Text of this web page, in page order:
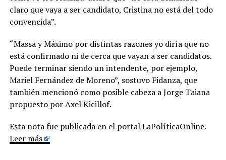
claro que vaya a ser candidato, Cristina no está del todo
convencida”.
“Massa y Máximo por distintas razones yo diría que no
está confirmado ni de cerca que vayan a ser candidatos.
Puede terminar siendo un intendente, por ejemplo,
Mariel Fernández de Moreno”, sostuvo Fidanza, que
también mencionó como posible cabeza a Jorge Taiana
propuesto por Axel Kicillof.
Esta nota fue publicada en el portal LaPolíticaOnline.
Leer más